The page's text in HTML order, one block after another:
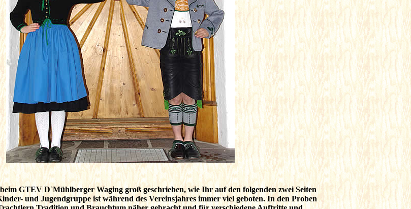
GTEV D`Mühlberger Waging groß geschrieben, wie Ihr auf den folgenden zwei Seiten
und Jugendgruppe ist während des Vereinsjahres immer viel geboten. In den Proben